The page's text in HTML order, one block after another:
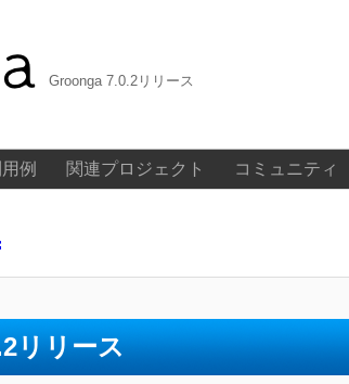
Groonga 7.0.2リリース
例 関連プロジェクト コミュニティ
リリース